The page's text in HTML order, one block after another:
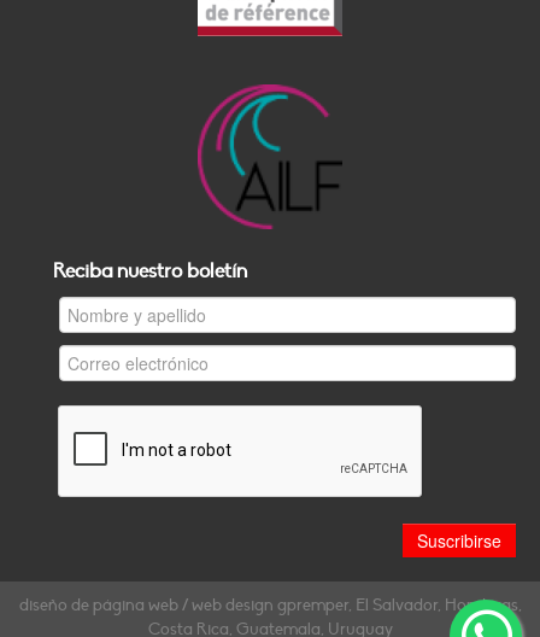
Reciba nuestro boletín
diseño de página web / web design gpremper, El Salvador, Honduras,
Costa Rica, Guatemala, Uruguay